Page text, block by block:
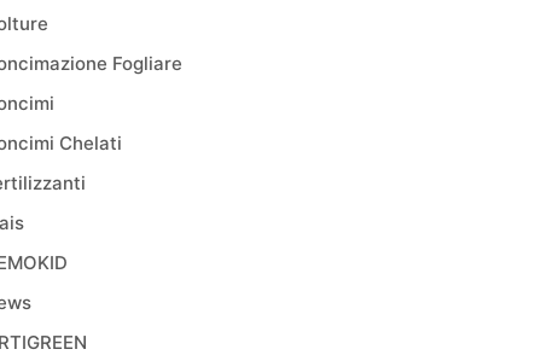
Fogliare
Chelati